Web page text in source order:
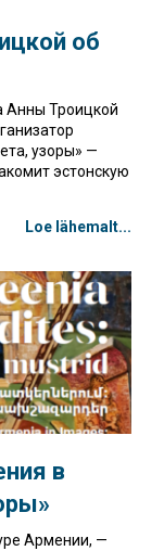
об
Анны Троицкой
узоры» —
эстонскую
Loe lähemalt...
в
Армении, —